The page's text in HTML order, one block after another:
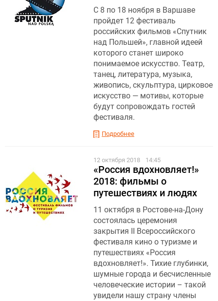
С 8 по 18 ноября в Варшаве
пройдет 12 фестиваль
российских фильмов «Спутник
над Польшей», главной идеей
которого станет широко
понимаемое искусство. Театр,
танец, литература, музыка,
живопись, скульптура, цирковое
искусство — мотивы, которые
будут сопровождать гостей
фестиваля.
Подробнее
12 октября 2018 14:45
«Россия вдохновляет!»
2018: фильмы о
путешествиях и людях
11 октября в Ростове-на-Дону
состоялась церемония
закрытия II Всероссийского
фестиваля кино о туризме и
путешествиях «Россия
вдохновляет!». Тихие глубинки,
шумные города и бесчисленные
человеческие истории – такой
увидели нашу страну члены